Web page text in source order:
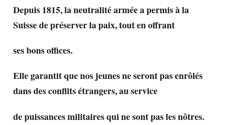
Depuis 1815, la neutralité armée a permis à la
Suisse de préserver la paix, tout en offrant
ses bons offices.
Elle garantit que nos jeunes ne seront pas enrôlés
dans des conflits étrangers, au service
de puissances militaires qui ne sont pas les nôtres.